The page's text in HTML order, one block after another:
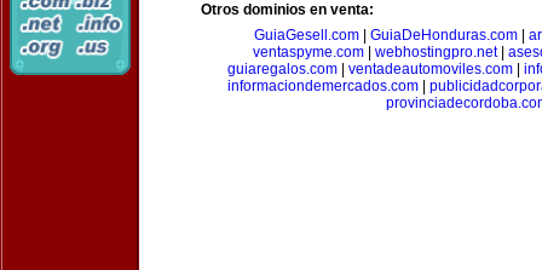
Otros dominios en venta:
GuiaGesell.com| GuiaDeHonduras.com|
ventaspyme.com
webhostingpro.net|
guiaregalos.com| ventadeautomoviles.com|
informaciondemercados.com|